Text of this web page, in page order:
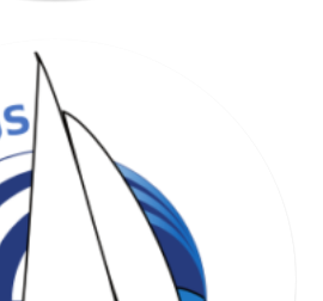
SOCIETY